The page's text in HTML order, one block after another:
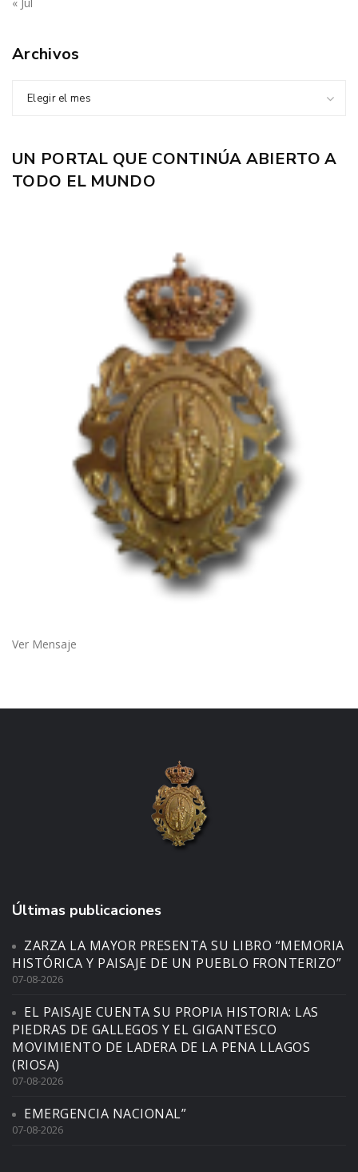
Archivos
Elegir el mes
UN PORTAL QUE CONTINÚA ABIERTO A
TODO EL MUNDO
Ver Mensaje
Últimas publicaciones
ZARZA LA MAYOR PRESENTA SU LIBRO “MEMORIA
HISTÓRICA Y PAISAJE DE UN PUEBLO FRONTERIZO”
07-08-2026
EL PAISAJE CUENTA SU PROPIA HISTORIA: LAS
PIEDRAS DE GALLEGOS Y EL GIGANTESCO
MOVIMIENTO DE LADERA DE LA PENA LLAGOS
(RIOSA)
07-08-2026
EMERGENCIA NACIONAL”
07-08-2026